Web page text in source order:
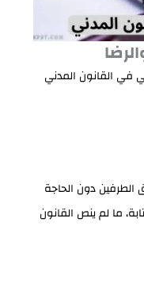
في القانون المدني
دون الحاجة
ما لم ينص القانون